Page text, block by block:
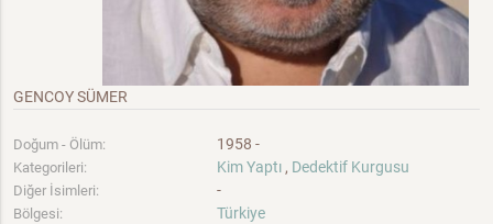
GENCOY SÜMER
Doğum - Ölüm: 1958 -
Kategorileri: Kim Yaptı , Dedektif Kurgusu
Diğer İsimleri: -
Bölgesi: Türkiye